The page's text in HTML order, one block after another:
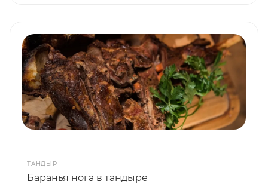
ТАНДЫР
Баранья нога в тандыре